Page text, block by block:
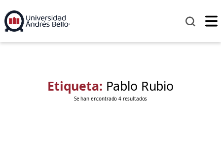
Etiqueta: Pablo Rubio
Se han encontrado 4 resultados